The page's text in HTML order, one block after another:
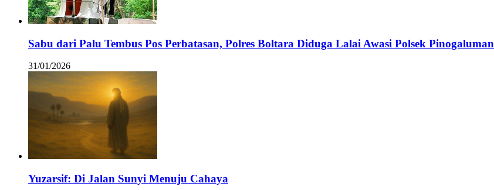
Sabu dari Palu Tembus Pos Perbatasan, Polres Boltara Diduga Lalai Awasi Polsek Pinogaluman
31/01/2026
Yuzarsif: Di Jalan Sunyi Menuju Cahaya